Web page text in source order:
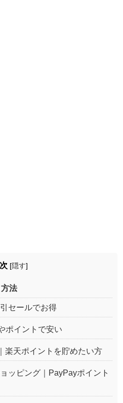
[隠す]
法
セールでお得
ポイントで安い
楽天ポイントを貯めたい方
ッピング｜PayPayポイント